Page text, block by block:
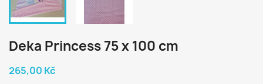
Deka Princess 75 x 100 cm
265,00 Kč